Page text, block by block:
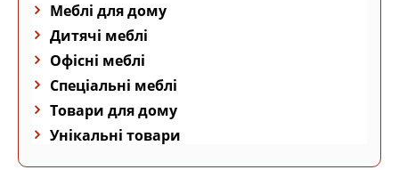
Меблі для дому
Дитячі меблі
Офісні меблі
Спеціальні меблі
Товари для дому
Унікальні товари